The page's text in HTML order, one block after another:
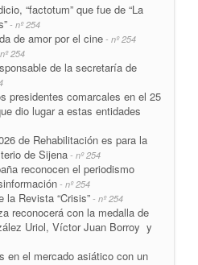
“factotum” que fue de “La
- nº 254
de amor por el cine - nº 254
254
de la secretaría de
presidentes comarcales en el 25
dio lugar a estas entidades
de Rehabilitación es para la
de Sijena - nº 254
reconocen el periodismo
- nº 254
la Revista “Crisis” - nº 254
reconocerá con la medalla de
Uriol, Víctor Juan Borroy y
en el mercado asiático con un